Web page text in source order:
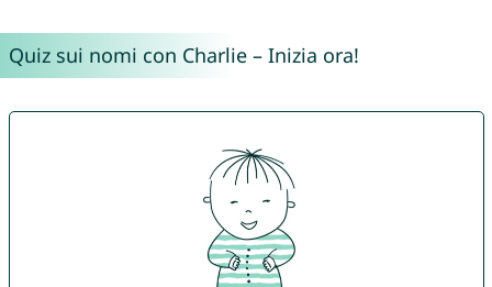
Quiz sui nomi con Charlie – Inizia ora!